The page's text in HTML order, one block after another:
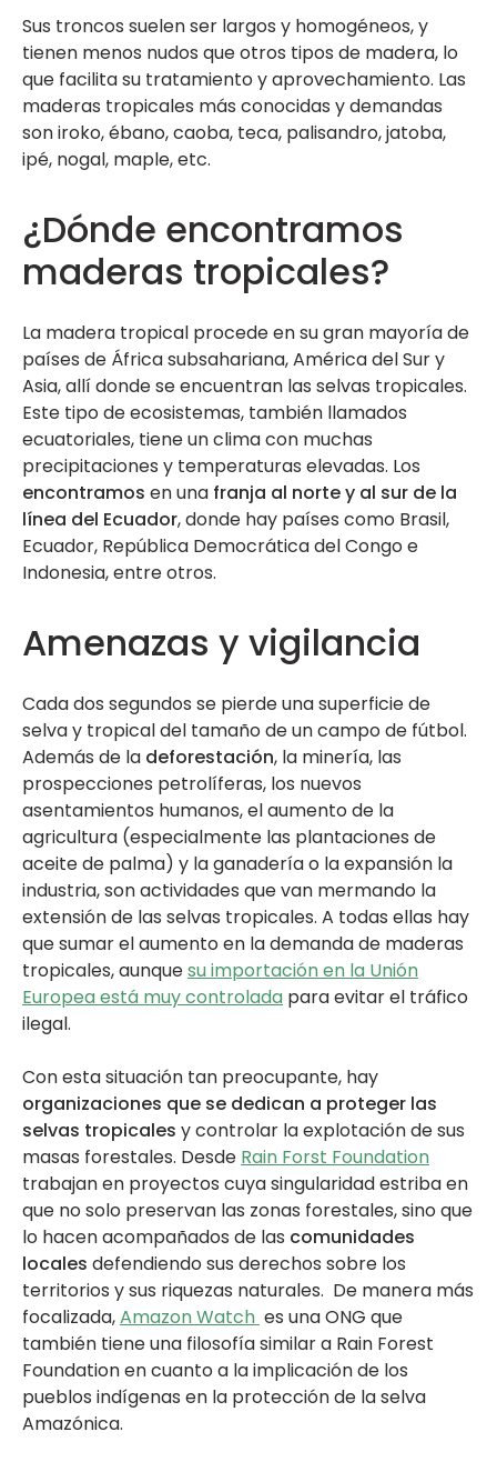
Sus troncos suelen ser largos y homogéneos, y
tienen menos nudos que otros tipos de madera, lo
que facilita su tratamiento y aprovechamiento. Las
maderas tropicales más conocidas y demandas
son iroko, ébano, caoba, teca, palisandro, jatoba,
ipé, nogal, maple, etc.
¿Dónde encontramos
maderas tropicales?
La madera tropical procede en su gran mayoría de
países de África subsahariana, América del Sur y
Asia, allí donde se encuentran las selvas tropicales.
Este tipo de ecosistemas, también llamados
ecuatoriales, tiene un clima con muchas
precipitaciones y temperaturas elevadas. Los
encontramos en una franja al norte y al sur de la
línea del Ecuador, donde hay países como Brasil,
Ecuador, República Democrática del Congo e
Indonesia, entre otros.
Amenazas y vigilancia
Cada dos segundos se pierde una superficie de
selva y tropical del tamaño de un campo de fútbol.
Además de la deforestación, la minería, las
prospecciones petrolíferas, los nuevos
asentamientos humanos, el aumento de la
agricultura (especialmente las plantaciones de
aceite de palma) y la ganadería o la expansión la
industria, son actividades que van mermando la
extensión de las selvas tropicales. A todas ellas hay
que sumar el aumento en la demanda de maderas
tropicales, aunquesu importación en la Unión
Europea está muy controlada para evitar el tráfico
ilegal.
Con esta situación tan preocupante, hay
organizaciones que se dedican a proteger las
selvas tropicales y controlar la explotación de sus
masas forestales. Desde Rain Forst Foundation
trabajan en proyectos cuya singularidad estriba en
que no solo preservan las zonas forestales, sino que
lo hacen acompañados de las comunidades
locales defendiendo sus derechos sobre los
territorios y sus riquezas naturales. De manera más
focalizada,Amazon Watch es una ONG que
también tiene una filosofía similar a Rain Forest
Foundation en cuanto a la implicación de los
pueblos indígenas en la protección de la selva
Amazónica.